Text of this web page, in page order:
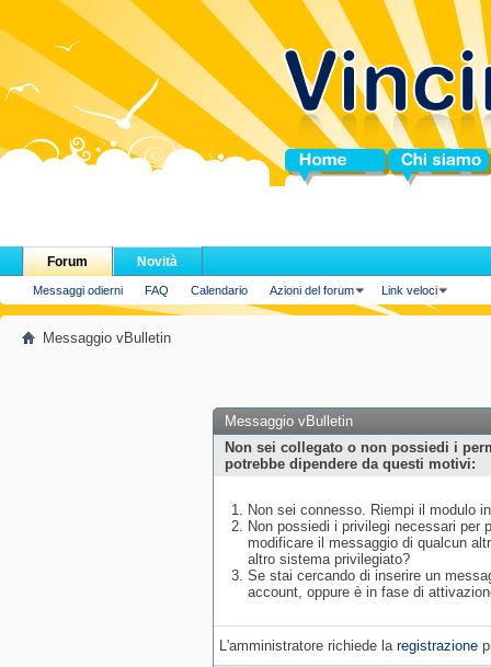
Home Chi siamo
Forum
Messaggi odierni FAQ Calendario Azioni del forum Link veloci
Novità
Messaggio vBulletin
Messaggio vBulletin
Non sei collegato o non possiedi i
potrebbe dipendere da questi motivi:
Non sei connesso. Riempi il modulo
Non possiedi i privilegi necessari per
modificare il messaggio di qualcun
altro sistema privilegiato?
Se stai cercando di inserire un
account, oppure è in fase di
L'amministratore richiede la registrazione